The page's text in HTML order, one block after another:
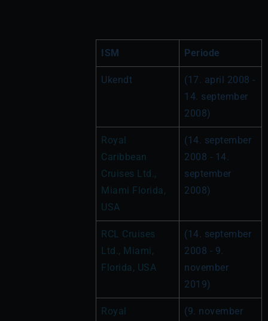
ISM Periode
Ukendt
(17. april 2008 -
14. september
2008)
Royal
Caribbean
Cruises Ltd.,
Miami Florida,
USA
(14. september
2008 - 14.
september
2008)
RCL Cruises
Ltd., Miami,
Florida, USA
(14. september
2008 - 9.
november
2019)
Royal
(9. november